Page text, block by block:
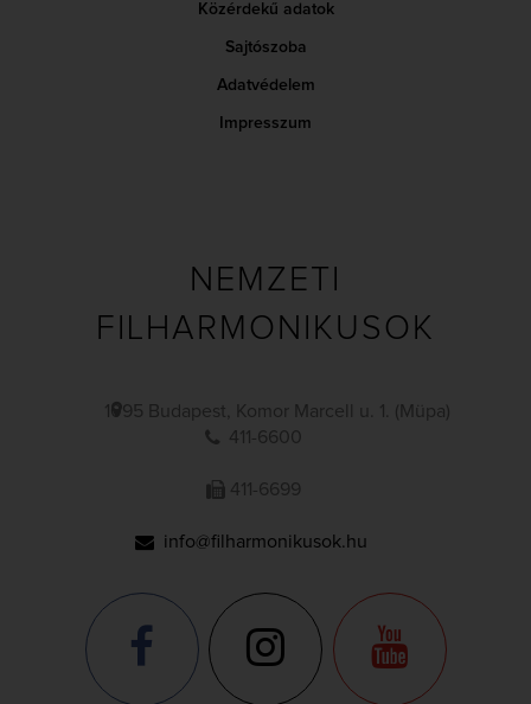
Közérdekű adatok
Sajtószoba
Adatvédelem
Impresszum
NEMZETI
FILHARMONIKUSOK
1095 Budapest, Komor Marcell u. 1. (Müpa)
411-6600
411-6699
info@filharmonikusok.hu